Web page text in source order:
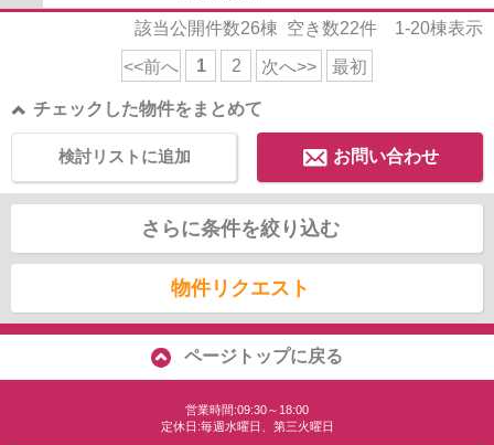
該当公開件数26棟 空き数22件 1-20棟表示
<<前へ 1 2 次へ>> 最初
チェックした物件をまとめて
お問い合わせ
検討リストに追加
さらに条件を絞り込む
物件リクエスト
ページトップに戻る
営業時間:09:30～18:00
定休日:毎週水曜日、第三火曜日